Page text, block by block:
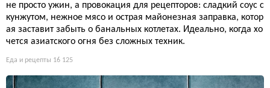
не просто ужин, а провокация для рецепторов: сладкий соус с
кунжутом, нежное мясо и острая майонезная заправка, котор
ая заставит забыть о банальных котлетах. Идеально, когда хо
чется азиатского огня без сложных техник.
Еда и рецепты 16 125